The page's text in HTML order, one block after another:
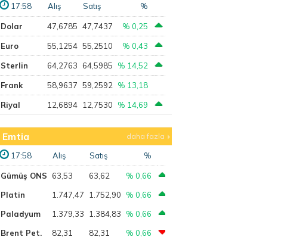
17:58 Alış Satış %
Dolar 47,6785 47,7437 % 0,25
Euro 55,1254 55,2510 % 0,43
Sterlin 64,2763 64,5985 % 14,52
Frank 58,9637 59,2592 % 13,18
Riyal 12,6894 12,7530 % 14,69
Emtia daha fazla
17:58 Alış Satış %
Gümüş ONS 63,53 63,62
% 0,66
Platin
1.747,47 1.752,90
% 0,66
Paladyum
1.379,33 1.384,83
% 0,66
Brent Pet.
82,31 82,31
% 0,66